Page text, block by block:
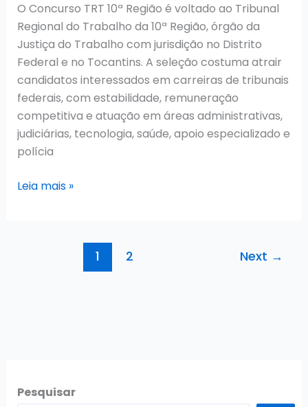
em
andamento
O Concurso TRT 10ª Região é voltado ao Tribunal
Regional do Trabalho da 10ª Região, órgão da
Justiça do Trabalho com jurisdição no Distrito
Federal e no Tocantins. A seleção costuma atrair
candidatos interessados em carreiras de tribunais
federais, com estabilidade, remuneração
competitiva e atuação em áreas administrativas,
judiciárias, tecnologia, saúde, apoio especializado e
polícia
Concurso
Leia mais »
1 2 Next →
Pesquisar